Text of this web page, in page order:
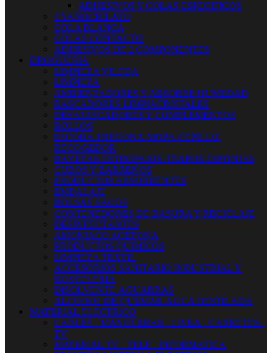
ADHESIVOS Y COLAS ESPECIFICOS
CYANOCRILATO
COLA BLANCA
COLAS CONTACTO
ADHESIVOS DE 2 COMPONENTES
DROGUERIA
LIMPIEZA VILEDA
LIMPIEZA
AMBIENTADORES Y ABSORBE HUMEDAD
RASCADORES-LIMPIACRISTALES
DESATASCADORES Y COMPLEMENTOS
ROLLOS
ESCOBA-FREGONA-MOPA-CEPILLO-
RECOGEDOR
BAYETAS-ESTROPAJOS-TRAPOS-ESPONJAS
CUBOS Y BARREÑOS
PRODUCTOS ABSORBENTES
EMBALAJE
BOLSAS-SACOS
CONTENEDORES DE BASURA Y RECICLAJE
DESINFECTANTES
AMONIACO ACETONA
PRODUCTOS QUIMICOS
LIMPIEZA TEXTIL
ACCESORIOS SANITARIO INDUSTRIAL Y
HOSTELERIA
DISOLVENTE-AGUARRAS
ALCOHOL DE QUEMAR-AGUA DESTILADA
MATERIAL ELECTRICO
CABLES - MANGUERAS - LINEA - CARRETES -
TV
MATERIAL TV - TELF - INFORMATICA